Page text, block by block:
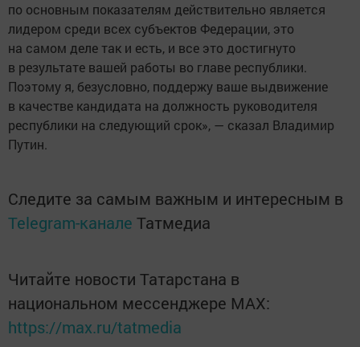
по основным показателям действительно является
лидером среди всех субъектов Федерации, это
на самом деле так и есть, и все это достигнуто
в результате вашей работы во главе республики.
Поэтому я, безусловно, поддержу ваше выдвижение
в качестве кандидата на должность руководителя
республики на следующий срок», — сказал Владимир
Путин.
Следите за самым важным и интересным в
Telegram-канале Татмедиа
Читайте новости Татарстана в
национальном мессенджере MАХ:
https://max.ru/tatmedia